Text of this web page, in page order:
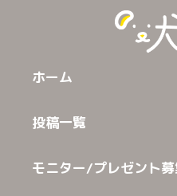
ホーム
投稿一覧
モニター/プレゼント